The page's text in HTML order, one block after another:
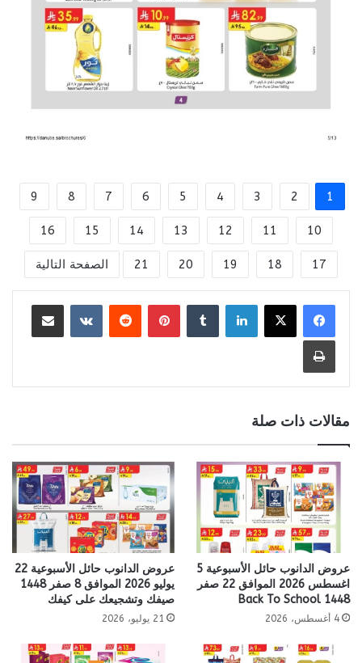
1
2
3
4
5
6
7
8
9
10
11
12
13
14
15
16
17
18
19
20
21 الصفحة التالية
لينكدإن بينتيريست مشاركة عبر البريد
طباعة
مقالات ذات صلة
عروض الدانوب حائل الأسبوعية 5
اغسطس 2026 الموافق 22 صفر
1448 Back To School
4 أغسطس، 2026
عروض الدانوب حائل الأسبوعية 22
يوليو 2026 الموافق 8 صفر 1448
صيفك وتشجيعك على كيفك
21 يوليو، 2026